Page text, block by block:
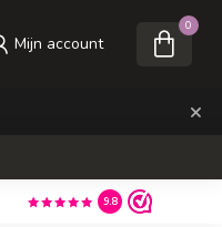
×
Mijn account
0
9.8